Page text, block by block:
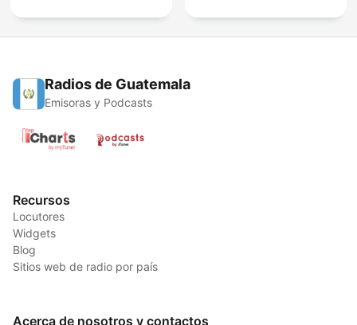
Radios de Guatemala
Emisoras y Podcasts
Recursos
Locutores
Widgets
Blog
Sitios web de radio por país
Acerca de nosotros y contactos